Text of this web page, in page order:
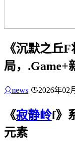
《沉默之丘
局，.Game+
news 2026年02
《寂静岭f》
元素